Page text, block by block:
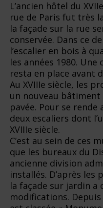
L’ancien hôtel du
rue de Paris fut très
la façade sur la rue
conservée. Dans ce
l’escalier en bois à
les années 1980.
resta en place avant
Au XVIIIe siècle, les
un nouveau
pavée. Pour se
deux escaliers dont
XVIIIe siècle.
C’est au sein de ces
que les bureaux du
ancienne division
installés. D’après les
la façade sur jardin a
modifications.